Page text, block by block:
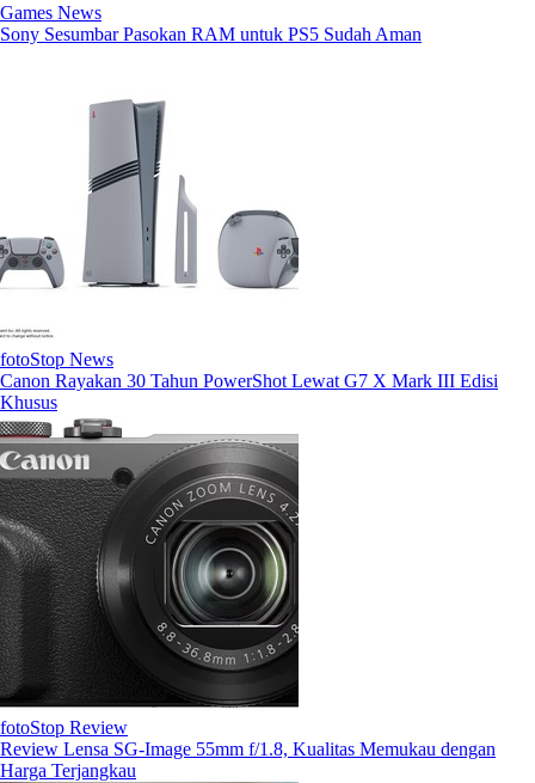
Games News
Sony Sesumbar Pasokan RAM untuk PS5 Sudah Aman
fotoStop News
Canon Rayakan 30 Tahun PowerShot Lewat G7 X Mark III Edisi
Khusus
fotoStop Review
Review Lensa SG-Image 55mm f/1.8, Kualitas Memukau dengan
Harga Terjangkau